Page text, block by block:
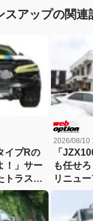
スアップの関連
イプRの
！」サー
トラスト
ラーの実
2026/08/10
「
も任せ
リニュ
る存在へ